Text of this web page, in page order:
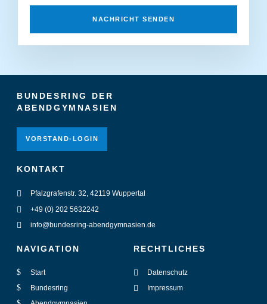
NACHRICHT SENDEN
BUNDESRING DER
ABENDGYMNASIEN
VORSTAND-LOGIN
KONTAKT
Pfalzgrafenstr. 32, 42119 Wuppertal
+49 (0) 202 5632242
info@bundesring-abendgymnasien.de
NAVIGATION
Start
Bundesring
RECHTLICHES
Datenschutz
Impressum